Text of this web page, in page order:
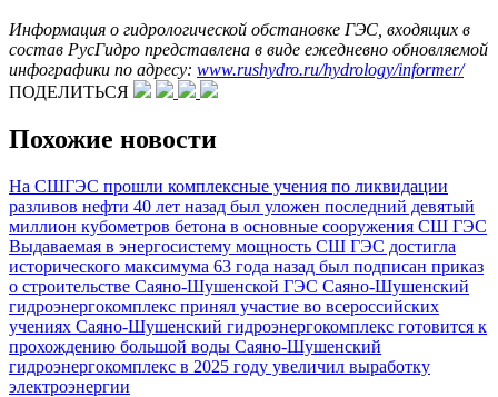
Информация о гидрологической обстановке ГЭС, входящих в
состав РусГидро представлена в виде ежедневно обновляемой
инфографики по адресу: www.rushydro.ru/hydrology/informer/
ПОДЕЛИТЬСЯ
Похожие новости
На СШГЭС прошли комплексные учения по ликвидации
разливов нефти 40 лет назад был уложен последний девятый
миллион кубометров бетона в основные сооружения СШ ГЭС
Выдаваемая в энергосистему мощность СШ ГЭС достигла
исторического максимума 63 года назад был подписан приказ
о строительстве Саяно-Шушенской ГЭС Саяно-Шушенский
гидроэнергокомплекс принял участие во всероссийских
учениях Саяно-Шушенский гидроэнергокомплекс готовится к
прохождению большой воды Саяно-Шушенский
гидроэнергокомплекс в 2025 году увеличил выработку
электроэнергии